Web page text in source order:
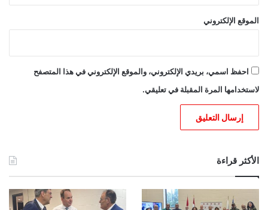
الموقع الإلكتروني
احفظ اسمي، بريدي الإلكتروني، والموقع الإلكتروني في هذا المتصفح
لاستخدامها المرة المقبلة في تعليقي.
الأكثر قراءة